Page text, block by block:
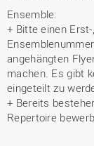
Ensemble:
+ Bitte einen
angehängten
machen. Es gibt
eingeteilt zu
+ Bereits
Repertoire